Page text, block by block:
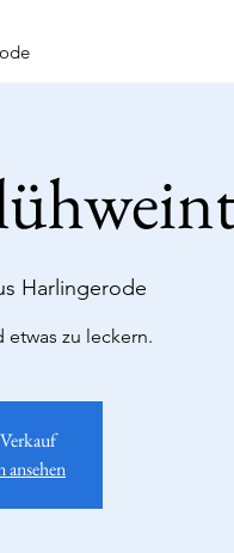
Harlingerode
zu leckern.
ansehen